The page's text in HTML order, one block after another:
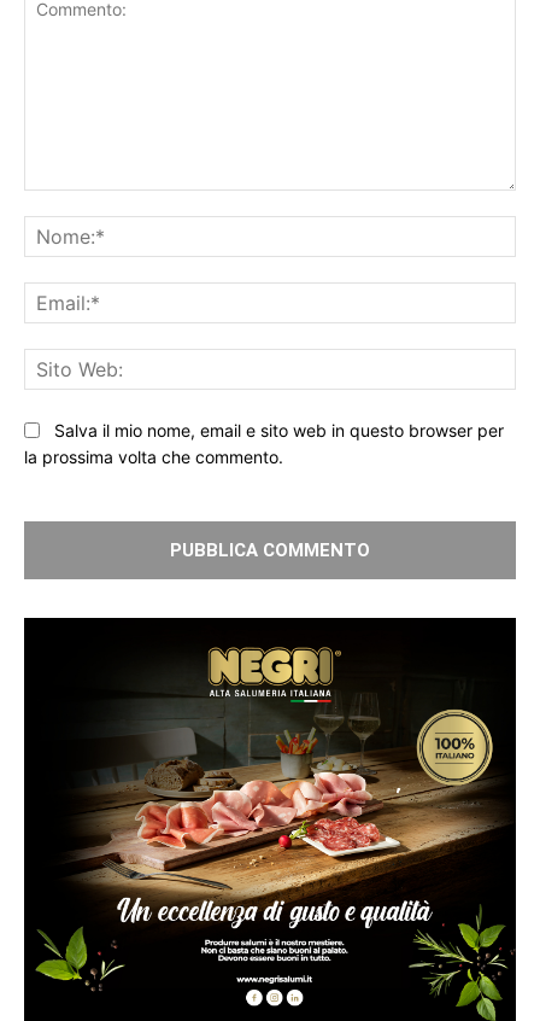
Salva il mio nome, email e sito web in questo browser per
la prossima volta che commento.